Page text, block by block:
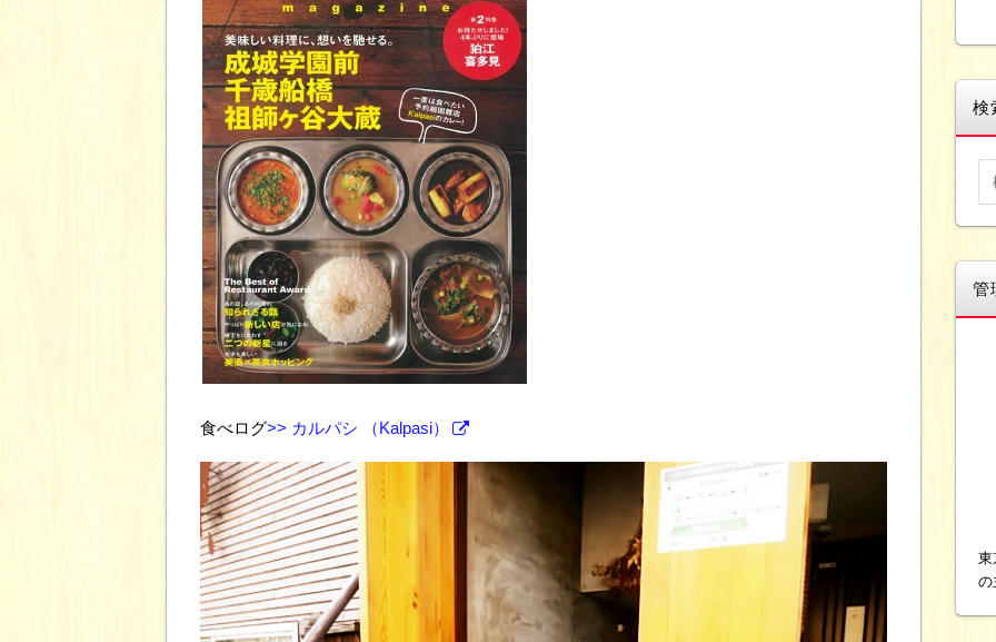
食べログ>> カルパシ （Kalpasi）
検
東
の